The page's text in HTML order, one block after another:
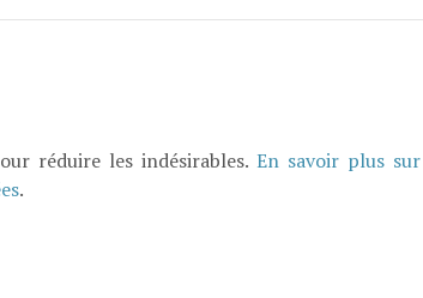
réduire les indésirables.En savoir plus
.